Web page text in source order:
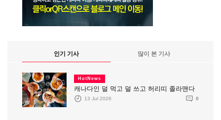
인기 기사 많이 본 기사
HotNews
캐나다인 덜 먹고 덜 쓰고 허리띠 졸라맨다
13 Jul 2026 0